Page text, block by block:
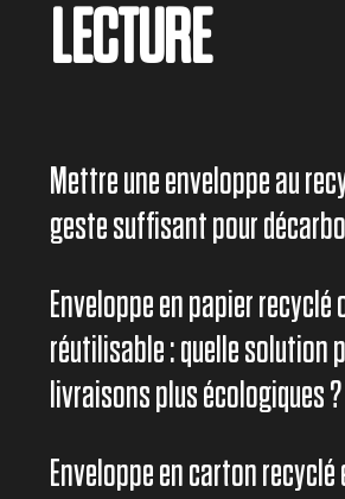
LECTURE
Mettre une enveloppe au
geste suffisant pour
Enveloppe en papier recyclé
réutilisable : quelle solution
livraisons plus écologiques ?
Enveloppe en carton